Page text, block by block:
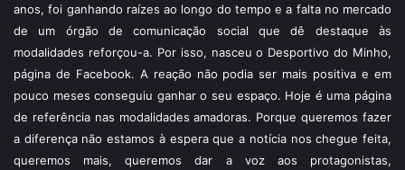
anos, foi ganhando raízes ao longo do tempo e a falta no mercado
de um órgão de comunicação social que dê destaque às
modalidades reforçou-a. Por isso, nasceu o Desportivo do Minho,
página de Facebook. A reação não podia ser mais positiva e em
pouco meses conseguiu ganhar o seu espaço. Hoje é uma página
de referência nas modalidades amadoras. Porque queremos fazer
a diferença não estamos à espera que a notícia nos chegue feita,
queremos mais, queremos dar a voz aos protagonistas,